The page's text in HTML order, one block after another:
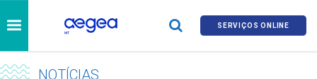
SERVIÇOS ONLINE
NOTÍCIAS